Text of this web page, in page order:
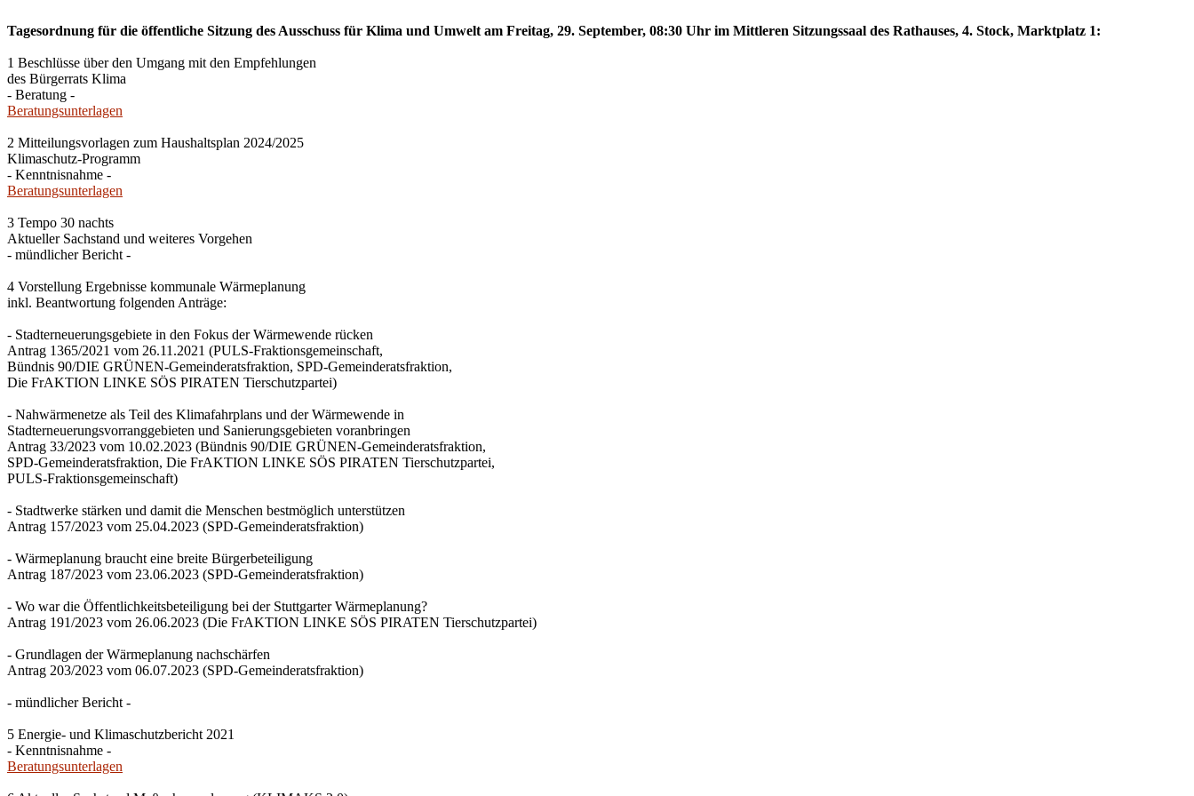
Tagesordnung für die öffentliche Sitzung des Ausschuss für Klima und Umwelt am Freitag, 29. September, 08:30 Uhr im Mittleren Sitzungssaal des Rathauses, 4. Stock, Marktplatz 1:
1 Beschlüsse über den Umgang mit den Empfehlungen
des Bürgerrats Klima
- Beratung -
Beratungsunterlagen
2 Mitteilungsvorlagen zum Haushaltsplan 2024/2025
Klimaschutz-Programm
- Kenntnisnahme -
Beratungsunterlagen
3 Tempo 30 nachts
Aktueller Sachstand und weiteres Vorgehen
- mündlicher Bericht -
4 Vorstellung Ergebnisse kommunale Wärmeplanung
inkl. Beantwortung folgenden Anträge:
- Stadterneuerungsgebiete in den Fokus der Wärmewende rücken
Antrag 1365/2021 vom 26.11.2021 (PULS-Fraktionsgemeinschaft,
Bündnis 90/DIE GRÜNEN-Gemeinderatsfraktion, SPD-Gemeinderatsfraktion,
Die FrAKTION LINKE SÖS PIRATEN Tierschutzpartei)
- Nahwärmenetze als Teil des Klimafahrplans und der Wärmewende in
Stadterneuerungsvorranggebieten und Sanierungsgebieten voranbringen
Antrag 33/2023 vom 10.02.2023 (Bündnis 90/DIE GRÜNEN-Gemeinderatsfraktion,
SPD-Gemeinderatsfraktion, Die FrAKTION LINKE SÖS PIRATEN Tierschutzpartei,
PULS-Fraktionsgemeinschaft)
- Stadtwerke stärken und damit die Menschen bestmöglich unterstützen
Antrag 157/2023 vom 25.04.2023 (SPD-Gemeinderatsfraktion)
- Wärmeplanung braucht eine breite Bürgerbeteiligung
Antrag 187/2023 vom 23.06.2023 (SPD-Gemeinderatsfraktion)
- Wo war die Öffentlichkeitsbeteiligung bei der Stuttgarter Wärmeplanung?
Antrag 191/2023 vom 26.06.2023 (Die FrAKTION LINKE SÖS PIRATEN Tierschutzpartei)
- Grundlagen der Wärmeplanung nachschärfen
Antrag 203/2023 vom 06.07.2023 (SPD-Gemeinderatsfraktion)
- mündlicher Bericht -
5 Energie- und Klimaschutzbericht 2021
- Kenntnisnahme -
Beratungsunterlagen